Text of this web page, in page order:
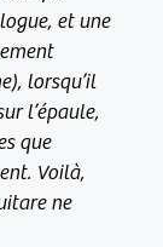
et une
lorsqu’il
l’épaule,
que
Voilà,
ne